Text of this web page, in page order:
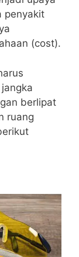
penyakit
(cost).
berlipat
ruang